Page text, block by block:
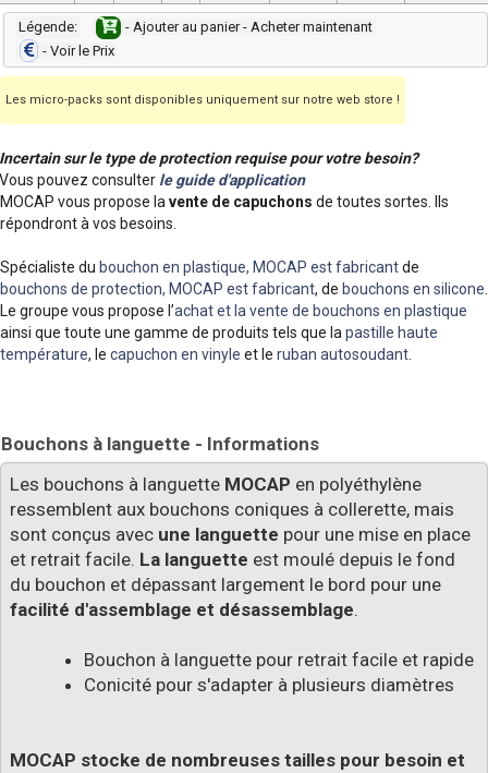
Légende:
- Ajouter au panier - Acheter maintenant
- Voir le Prix
Les micro-packs sont disponibles uniquement sur notre web store !
Incertain sur le type de protection requise pour votre besoin?
Vous pouvez consulter le guide d'application
MOCAP vous propose lavente de capuchons de toutes sortes. Ils
répondront à vos besoins.
Spécialiste du bouchon en plastique, MOCAP est fabricantde
bouchons de protection, MOCAP est fabricant, de bouchons en silicone.
Le groupe vous propose l’achat et la vente de bouchons en plastique
ainsi que toute une gamme de produits tels que lapastille haute
température, le capuchon en vinyle et le ruban autosoudant.
Bouchons à languette - Informations
Les bouchons à languette MOCAP en polyéthylène
ressemblent aux bouchons coniques à collerette, mais
sont conçus avec une languette pour une mise en place
et retrait facile. La languette est moulé depuis le fond
du bouchon et dépassant largement le bord pour une
facilité d'assemblage et désassemblage.
Bouchon à languette pour retrait facile et rapide
Conicité pour s'adapter à plusieurs diamètres
MOCAP stocke de nombreuses tailles pour besoin et